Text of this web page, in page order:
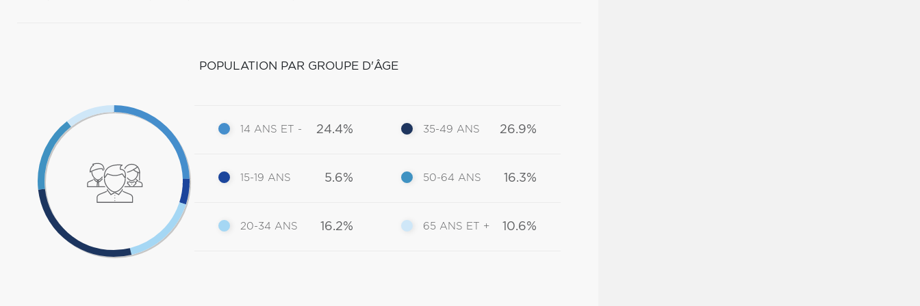
POPULATION PAR GROUPE D'ÂGE
14 ANS ET - 24.4%
15-19 ANS 5.6%
20-34 ANS 16.2%
35-49 ANS 26.9%
50-64 ANS 16.3%
65 ANS ET + 10.6%